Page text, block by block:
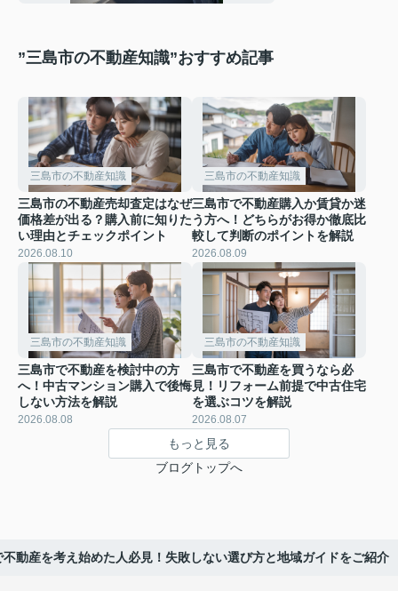
”三島市の不動産知識”おすすめ記事
三島市の不動産知識
三島市の不動産売却査定はなぜ
価格差が出る？購入前に知りた
い理由とチェックポイント
2026.08.10
三島市の不動産知識
三島市で不動産購入か賃貸か迷
う方へ！どちらがお得か徹底比
較して判断のポイントを解説
2026.08.09
三島市の不動産知識
三島市で不動産を検討中の方
へ！中古マンション購入で後悔
しない方法を解説
2026.08.08
三島市の不動産知識
三島市で不動産を買うなら必
見！リフォーム前提で中古住宅
を選ぶコツを解説
2026.08.07
もっと見る
ブログトップへ
不動産を考え始めた人必見！失敗しない選び方と地域ガイドをご紹介